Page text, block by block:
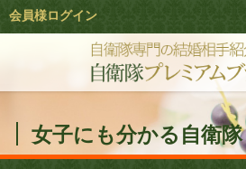
女子にも分かる自衛隊
会員様ログイン